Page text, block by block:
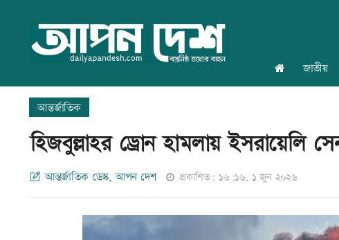
জাতীয়
আন্তর্জাতিক
হিজবুল্লাহর ড্রোন হামলায় ইসরায়েলি
আন্তর্জাতিক ডেস্ক, আপন দেশ প্রকাশিত: ১৬:১৬, ১ জুন ২০২৬